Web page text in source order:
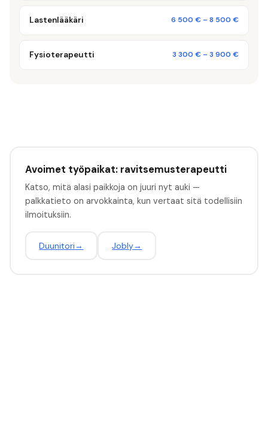
Lastenlääkäri 6 500 € – 8 500 €
Fysioterapeutti 3 300 € – 3 900 €
Avoimet työpaikat: ravitsemusterapeutti
Katso, mitä alasi paikkoja on juuri nyt auki —
palkkatieto on arvokkainta, kun vertaat sitä todellisiin
ilmoituksiin.
Duunitori→ Jobly→